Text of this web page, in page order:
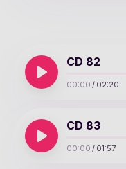
CD 82
00:00 / 02:20
CD 83
00:00 / 01:57